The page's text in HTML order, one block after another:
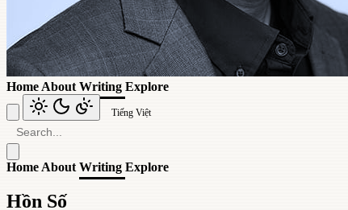
Home About Writing Explore
Tiếng Việt
Home About Writing Explore
Hồn Số